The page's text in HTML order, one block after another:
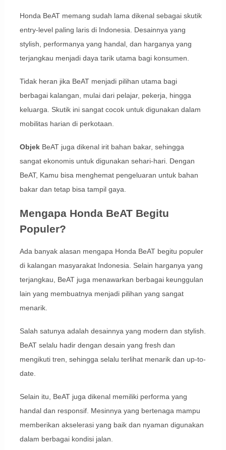
Honda BeAT memang sudah lama dikenal sebagai skutik
entry-level paling laris di Indonesia. Desainnya yang
stylish, performanya yang handal, dan harganya yang
terjangkau menjadi daya tarik utama bagi konsumen.
Tidak heran jika BeAT menjadi pilihan utama bagi
berbagai kalangan, mulai dari pelajar, pekerja, hingga
keluarga. Skutik ini sangat cocok untuk digunakan dalam
mobilitas harian di perkotaan.
ObjekBeAT juga dikenal irit bahan bakar, sehingga
sangat ekonomis untuk digunakan sehari-hari. Dengan
BeAT, Kamu bisa menghemat pengeluaran untuk bahan
bakar dan tetap bisa tampil gaya.
Mengapa Honda BeAT Begitu
Populer?
Ada banyak alasan mengapa Honda BeAT begitu populer
di kalangan masyarakat Indonesia. Selain harganya yang
terjangkau, BeAT juga menawarkan berbagai keunggulan
lain yang membuatnya menjadi pilihan yang sangat
menarik.
Salah satunya adalah desainnya yang modern dan stylish.
BeAT selalu hadir dengan desain yang fresh dan
mengikuti tren, sehingga selalu terlihat menarik dan up-to-
date.
Selain itu, BeAT juga dikenal memiliki performa yang
handal dan responsif. Mesinnya yang bertenaga mampu
memberikan akselerasi yang baik dan nyaman digunakan
dalam berbagai kondisi jalan.